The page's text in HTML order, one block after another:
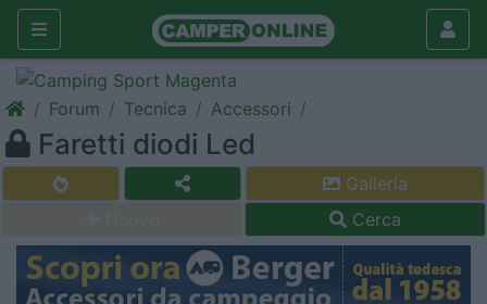
Forum Tecnica Accessori
Faretti diodi Led
Galleria
Cerca